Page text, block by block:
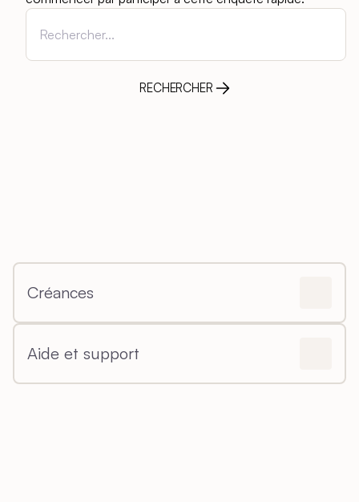
RECHERCHER
Créances
Aide et support